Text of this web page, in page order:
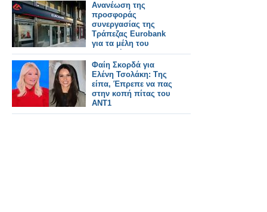
Ανανέωση της
προσφοράς
συνεργασίας της
Τράπεζας Eurobank
για τα μέλη του
Πανελλήνιου
Φαρμακευτικού
Συλλόγου για το έτος
2026
Φαίη Σκορδά για
Ελένη Τσολάκη: Tης
είπα, Έπρεπε να πας
στην κοπή πίτας του
ΑΝΤ1